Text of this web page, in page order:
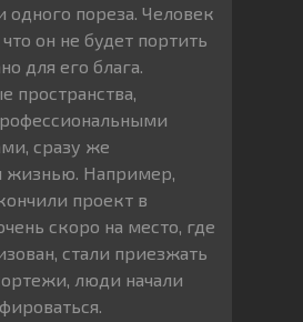
одного пореза. Человек
он не будет портить
для его блага.
пространства,
сразу же
жизнью. Например,
проект в
скоро на место, где
стали приезжать
люди начали